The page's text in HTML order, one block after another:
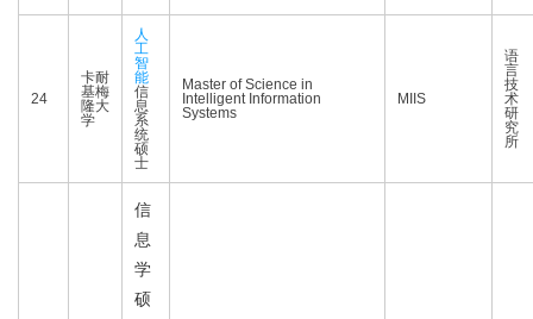
24
卡耐
基梅
隆大
学
人
工
智
能
信
息
系
统
硕
士
Master of Science in
Intelligent Information
Systems
MIIS
语
言
技
术
研
究
所
信
息
学
硕